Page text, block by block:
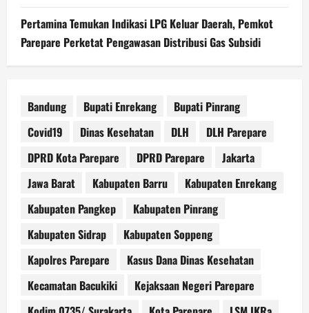
Pertamina Temukan Indikasi LPG Keluar Daerah, Pemkot
Parepare Perketat Pengawasan Distribusi Gas Subsidi
Bandung Bupati Enrekang
Bupati Pinrang
Covid19
Dinas Kesehatan DLH
DLH Parepare
DPRD Kota Parepare
DPRD Parepare
Jakarta
Jawa Barat
Kabupaten Barru
Kabupaten Enrekang
Kabupaten Pangkep
Kabupaten Pinrang
Kabupaten Sidrap
Kabupaten Soppeng
Kapolres Parepare
Kasus Dana Dinas Kesehatan
Kecamatan Bacukiki
Kejaksaan Negeri Parepare